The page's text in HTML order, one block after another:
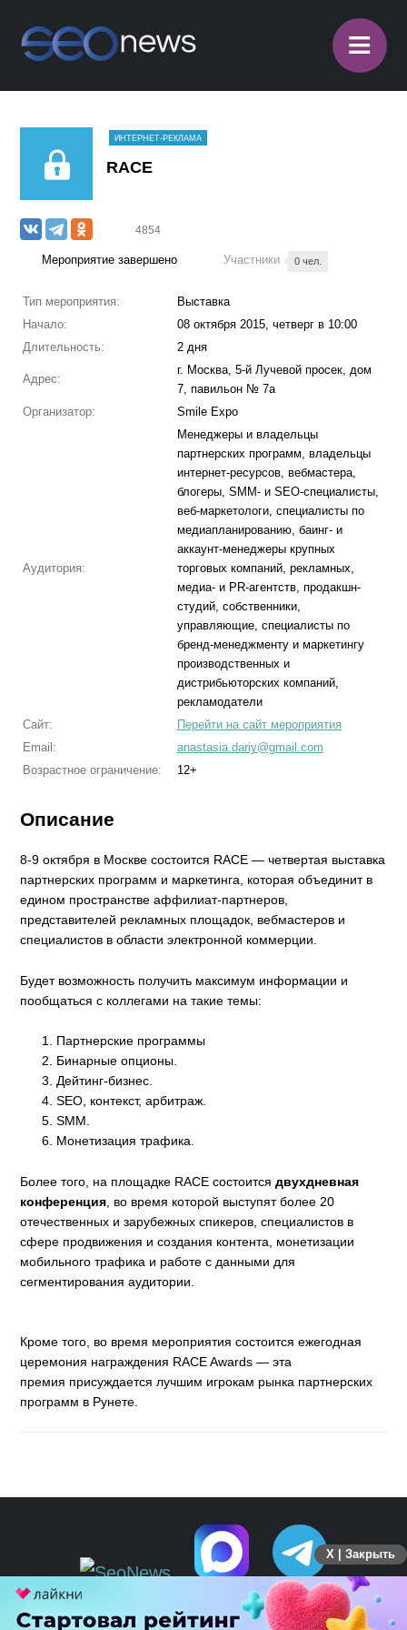
≡
ИНТЕРНЕТ-РЕКЛАМА
RACE
4854
Мероприятие завершено Участники 0 чел.
Тип мероприятия:
Выставка
Начало:
08 октября 2015, четверг в 10:00
Длительность:
2 дня
Адрес:
г. Москва, 5-й Лучевой просек, дом
7, павильон № 7а
Организатор:
Smile Expo
Аудитория:
Менеджеры и владельцы
партнерских программ, владельцы
интернет-ресурсов, вебмастера,
блогеры, SMM- и SEO-специалисты,
веб-маркетологи, специалисты по
медиапланированию, баинг- и
аккаунт-менеджеры крупных
торговых компаний, рекламных,
медиа- и РR-агентств, продакшн-
студий, собственники,
управляющие, специалисты по
бренд-менеджменту и маркетингу
производственных и
дистрибьюторских компаний,
рекламодатели
Сайт:
Перейти на сайт мероприятия
Email:
anastasia.dariy@gmail.com
Возрастное ограничение:
12+
Описание
8-9 октября в Москве состоится RACE — четвертая выставка
партнерских программ и маркетинга, которая объединит в
едином пространстве аффилиат-партнеров,
представителей рекламных площадок, вебмастеров и
специалистов в области электронной коммерции.
Будет возможность получить максимум информации и
пообщаться с коллегами на такие темы:
Партнерские программы
Бинарные опционы.
Дейтинг-бизнес.
SEO, контекст, арбитраж.
SMM.
Монетизация трафика.
Более того, на площадке RACE состоитсядвухдневная
конференция , во время которой выступят более 20
отечественных и зарубежных спикеров, специалистов в
сфере продвижения и создания контента, монетизации
мобильного трафика и работе с данными для
сегментирования аудитории.
Кроме того, во время мероприятия состоится ежегодная
церемония награждения RACE Awards — эта
премия присуждается лучшим игрокам рынка партнерских
программ в Рунете.
X | Закрыть
ПЕРЕЙТИ НА ПОЛНУЮ ВЕРСИЮ